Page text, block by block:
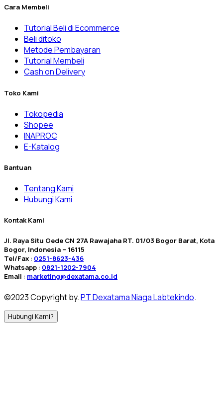
Cara Membeli
Tutorial Beli di Ecommerce
Beli ditoko
Metode Pembayaran
Tutorial Membeli
Cash on Delivery
Toko Kami
Tokopedia
Shopee
INAPROC
E-Katalog
Bantuan
Tentang Kami
Hubungi Kami
Kontak Kami
Jl. Raya Situ Gede CN 27A Rawajaha RT. 01/03 Bogor Barat, Kota
Bogor, Indonesia – 16115
Tel/Fax : 0251-8623-436
Whatsapp : 0821-1202-7904
Email : marketing@dexatama.co.id
©2023 Copyright by.PT Dexatama Niaga Labtekindo.
Hubungi Kami?